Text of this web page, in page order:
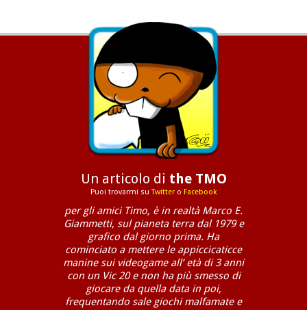
Un articolo di the TMO
Puoi trovarmi suTwittero Facebook
per gli amici Timo, è in realtà Marco E.
Giammetti, sul pianeta terra dal 1979 e
grafico dal giorno prima. Ha
cominciato a mettere le appiccicaticce
manine sui videogame all’ età di 3 anni
con un Vic 20 e non ha più smesso di
giocare da quella data in poi,
frequentando sale giochi malfamate e